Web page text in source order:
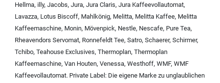
Hellma, illy, Jacobs, Jura, Jura Claris, Jura Kaffeevollautomat,
Lavazza, Lotus Biscoff, Mahlkönig, Melitta, Melitta Kaffee, Melitta
Kaffeemaschine, Monin, Mövenpick, Nestle, Nescafe, Pure Tea,
Rheavendors Servomat, Ronnefeldt Tee, Satro, Schaerer, Schirmer,
Tchibo, Teahouse Exclusives, Thermoplan, Thermoplan
Kaffeemaschine, Van Houten, Venessa, Westhoff, WMF, WMF
Kaffeevollautomat. Private Label: Die eigene Marke zu unglaublichen